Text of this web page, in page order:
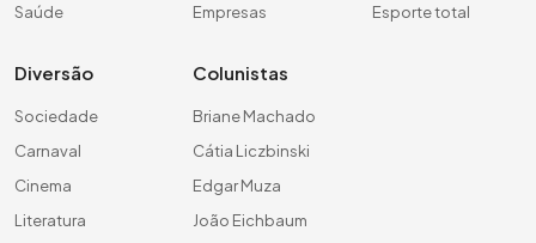
Saúde
Empresas
Esporte total
Diversão
Sociedade
Carnaval
Cinema
Literatura
Colunistas
Briane Machado
Cátia Liczbinski
Edgar Muza
João Eichbaum